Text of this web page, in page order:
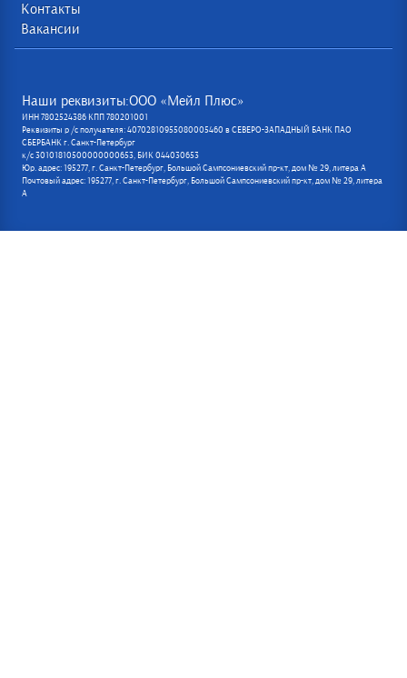
Контакты
Вакансии
Наши реквизиты:ООО «Мейл Плюс»
ИНН 7802524386 КПП 780201001
Реквизиты р /с получателя: 40702810955080005460 в СЕВЕРО-ЗАПАДНЫЙ БАНК ПАО
СБЕРБАНК г. Санкт-Петербург
к/с 30101810500000000653, БИК 044030653
Юр. адрес: 195277, г. Санкт-Петербург, Большой Сампсониевский пр-кт, дом № 29, литера А
Почтовый адрес: 195277, г. Санкт-Петербург, Большой Сампсониевский пр-кт, дом № 29, литера
А